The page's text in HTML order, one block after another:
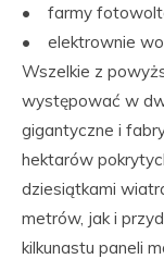
• farmy
• elektrownie
Wszelkie z
występować w
gigantyczne i
hektarów
dziesiątkami
metrów, jak i
kilkunastu paneli